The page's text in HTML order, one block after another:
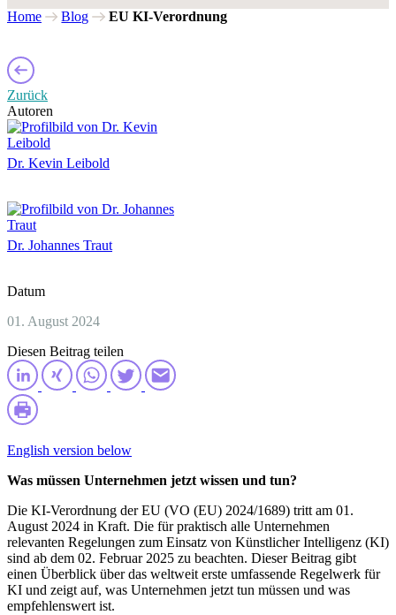
Home Blog EU KI-Verordnung
Zurück
Autoren
Dr. Kevin Leibold
Dr. Johannes Traut
Datum
01. August 2024
Diesen Beitrag teilen
English version below
Was müssen Unternehmen jetzt wissen und tun?
Die KI-Verordnung der EU (VO (EU) 2024/1689) tritt am 01.
August 2024 in Kraft. Die für praktisch alle Unternehmen
relevanten Regelungen zum Einsatz von Künstlicher Intelligenz (KI)
sind ab dem 02. Februar 2025 zu beachten. Dieser Beitrag gibt
einen Überblick über das weltweit erste umfassende Regelwerk für
KI und zeigt auf, was Unternehmen jetzt tun müssen und was
empfehlenswert ist.